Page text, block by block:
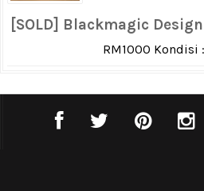
[SOLD] Blackmagic
RM1000 Kondisi